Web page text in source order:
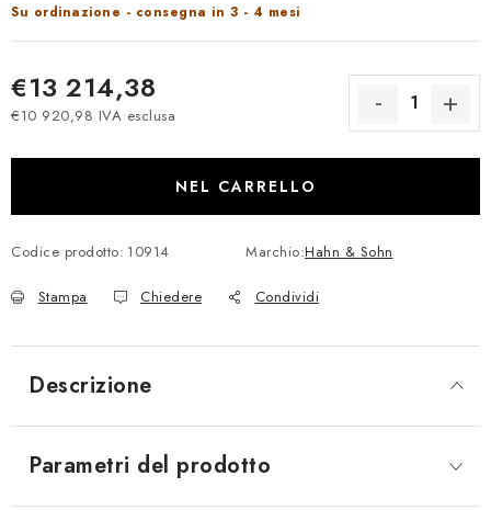
Su ordinazione - consegna in 3 - 4 mesi
€13 214,38
€10 920,98 IVA esclusa
NEL CARRELLO
Codice prodotto: 10914 Marchio:Hahn & Sohn
Stampa Chiedere Condividi
Descrizione
Parametri del prodotto